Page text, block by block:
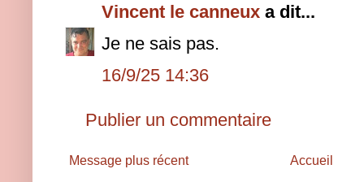
Vincent le canneux a dit...
Je ne sais pas.
16/9/25 14:36
Publier un commentaire
Message plus récent Accueil